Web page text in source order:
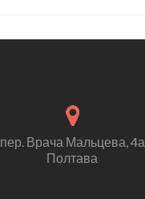
пер. Врача Мальцева, 4а
Полтава